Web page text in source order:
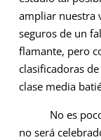
ampliar nuestra
seguros de un
flamante, pero
clasificadoras
clase media
No es poco
no será